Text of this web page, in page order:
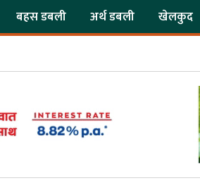
बहस डबली अर्थ डबली खेलकुद